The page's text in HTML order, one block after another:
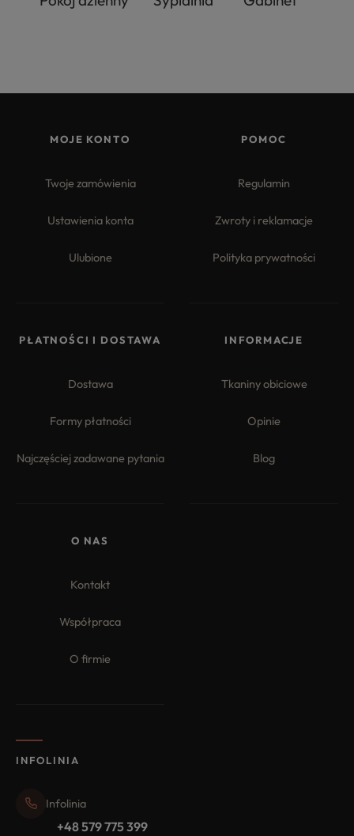
MOJE KONTO
Twoje zamówienia
Ustawienia konta
Ulubione
POMOC
Regulamin
Zwroty i reklamacje
Polityka prywatności
PŁATNOŚCI I DOSTAWA
Dostawa
Formy płatności
Najczęściej zadawane pytania
INFORMACJE
Tkaniny obiciowe
Opinie
Blog
O NAS
Kontakt
Współpraca
O firmie
INFOLINIA
Infolinia
+48 579 775 399